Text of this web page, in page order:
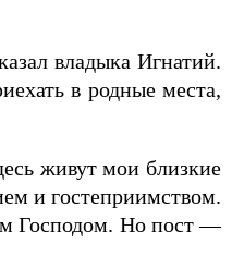
владыка Игнатий.
в родные места,
живут мои близкие
и гостеприимством.
Господом. Но пост —